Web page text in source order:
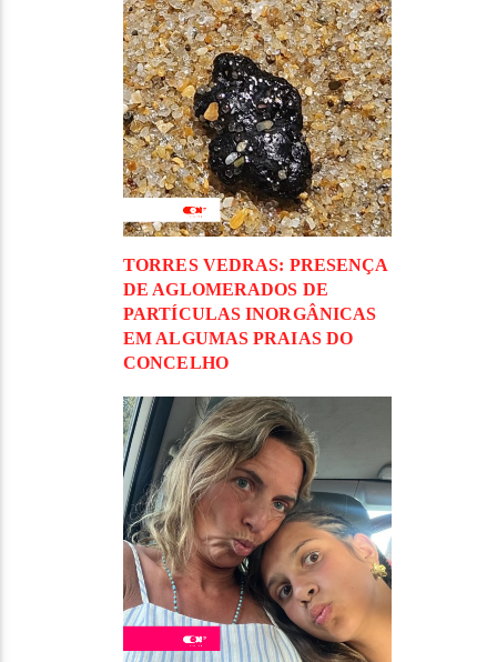
TORRES VEDRAS: PRESENÇA
DE AGLOMERADOS DE
PARTÍCULAS INORGÂNICAS
EM ALGUMAS PRAIAS DO
CONCELHO